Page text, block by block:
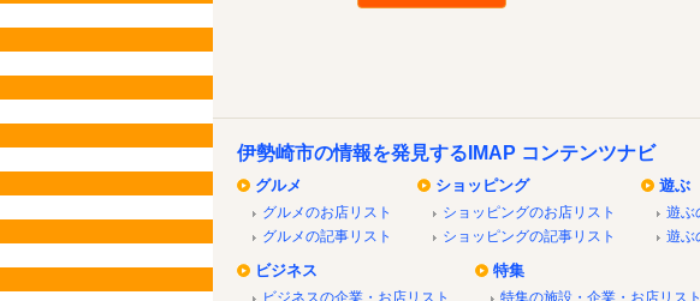
伊勢崎市の情報を発見するIMAP コンテンツナビ
グルメ
グルメのお店リスト
グルメの記事リスト
ショッピング
ショッピングのお店リスト
ショッピングの記事リスト
遊ぶ
遊ぶ
遊ぶ
ビジネス
ビジネスの企業・お店リスト
特集
特集の施設・企業・お店リスト